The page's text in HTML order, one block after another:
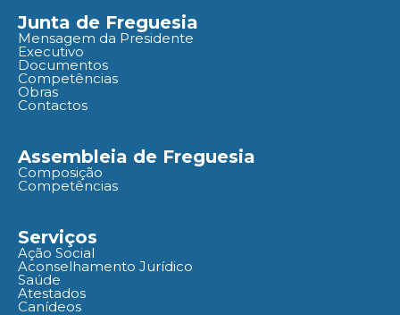
Junta de Freguesia
Mensagem da Presidente
Executivo
Documentos
Competências
Obras
Contactos
Assembleia de Freguesia
Composição
Competências
Serviços
Ação Social
Aconselhamento Jurídico
Saúde
Atestados
Canídeos